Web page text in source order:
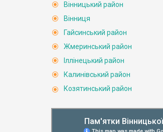
Вінницький район
Вінниця
Гайсинський район
Жмеринський район
Іллінецький район
Калинівський район
Козятинський район